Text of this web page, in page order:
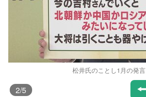
松井氏のことし1月の発言
2/5